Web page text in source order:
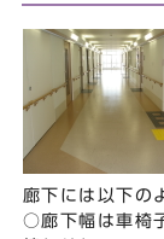
廊下には以下の
○廊下幅は車椅